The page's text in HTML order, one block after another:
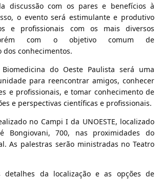
discussão com os pares e benefícios à
o evento será estimulante e produtivo
e profissionais com os mais diversos
com o objetivo comum de
conhecimentos.
do Oeste Paulista será uma
para reencontrar amigos, conhecer
e profissionais, e tomar conhecimento de
e perspectivas científicas e profissionais.
no Campi I da UNOESTE, localizado
Bongiovani, 700, nas proximidades do
As palestras serão ministradas no Teatro
da localização e as opções de